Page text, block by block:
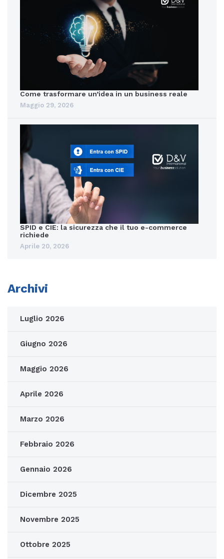
Come trasformare un’idea in un business reale
Maggio 29, 2026
SPID e CIE: la sicurezza che il tuo e-commerce
richiede
Aprile 20, 2026
Archivi
Luglio 2026
Giugno 2026
Maggio 2026
Aprile 2026
Marzo 2026
Febbraio 2026
Gennaio 2026
Dicembre 2025
Novembre 2025
Ottobre 2025